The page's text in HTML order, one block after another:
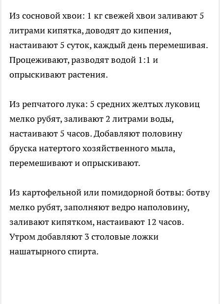
Из сосновой хвои: 1 кг свежей хвои заливают 5
литрами кипятка, доводят до кипения,
настаивают 5 суток, каждый день перемешивая.
Процеживают, разводят водой 1:1 и
опрыскивают растения.
Из репчатого лука: 5 средних желтых луковиц
мелко рубят, заливают 2 литрами воды,
настаивают 5 часов. Добавляют половину
бруска натертого хозяйственного мыла,
перемешивают и опрыскивают.
Из картофельной или помидорной ботвы: ботву
мелко рубят, заполняют ведро наполовину,
заливают кипятком, настаивают 12 часов.
Утром добавляют 3 столовые ложки
нашатырного спирта.